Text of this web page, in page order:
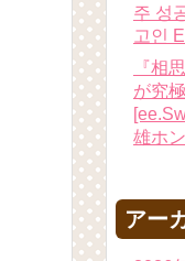
주 성
고인
『相
が究
雄ホ
アー